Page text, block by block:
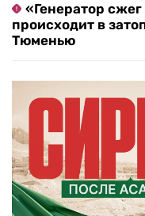
«Генератор
происходит в
Тюменью